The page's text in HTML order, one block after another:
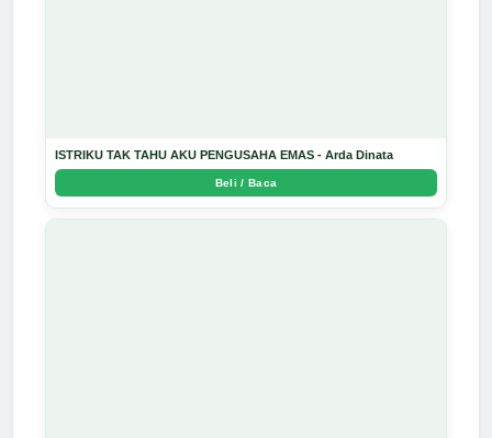
ISTRIKU TAK TAHU AKU PENGUSAHA EMAS - Arda Dinata
Beli / Baca